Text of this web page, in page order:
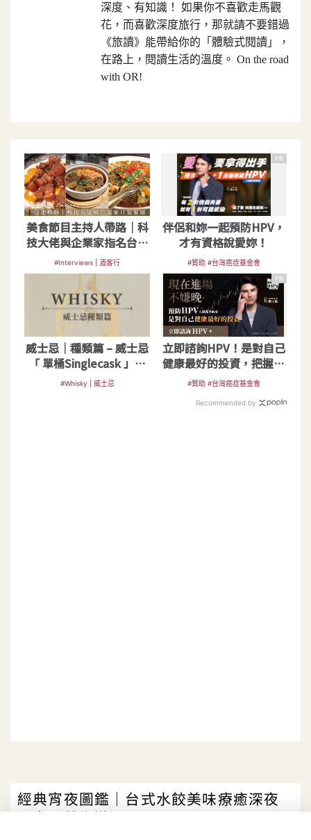
深度、有知識！ 如果你不喜歡走馬觀
花，而喜歡深度旅行，那就請不要錯過
《旅讀》能帶給你的「體驗式閱讀」，
在路上，閱讀生活的溫度。 On the road
with OR!
美食節目主持人帶路｜科
技大佬與企業家指名台北
私廚
#Interviews | 酒客行
PR
伴侶和妳一起預防HPV，
才有資格說愛妳！
#贊助 #台灣癌症基金會
威士忌｜種類篇 – 威士忌
「 單桶Singlecask 」指
的是什麼呢？
#Whisky | 威士忌
PR
立即諮詢HPV！是對自己
健康最好的投資，把握現
在不嫌晚！
#贊助 #台灣癌症基金會
Recommended by
經典宵夜圖鑑｜台式水餃美味療癒深夜